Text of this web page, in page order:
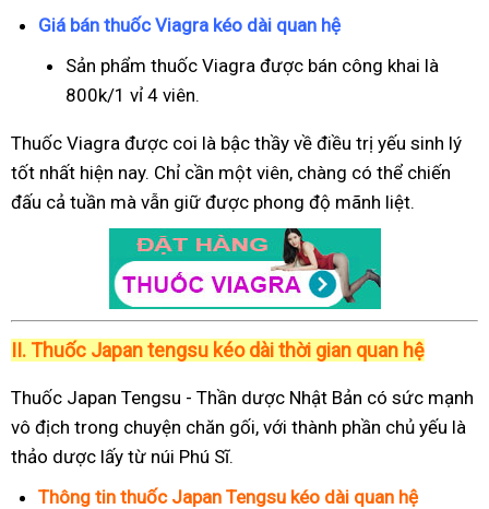
Giá bán thuốc Viagra kéo dài quan hệ
Sản phẩm thuốc Viagra được bán công khai là
800k/1 vỉ 4 viên.
Thuốc Viagra được coi là bậc thầy về điều trị yếu sinh lý
tốt nhất hiện nay. Chỉ cần một viên, chàng có thể chiến
đấu cả tuần mà vẫn giữ được phong độ mãnh liệt.
II. Thuốc Japan tengsu kéo dài thời gian quan hệ
Thuốc Japan Tengsu - Thần dược Nhật Bản có sức mạnh
vô địch trong chuyện chăn gối, với thành phần chủ yếu là
thảo dược lấy từ núi Phú Sĩ.
Thông tin thuốc Japan Tengsu kéo dài quan hệ